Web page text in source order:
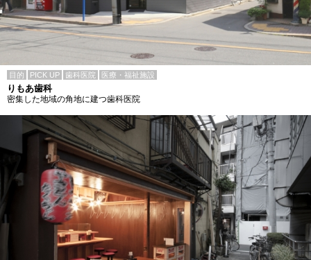
目的 PICK UP 歯科医院 医療・福祉施設
りもあ歯科
密集した地域の角地に建つ歯科医院